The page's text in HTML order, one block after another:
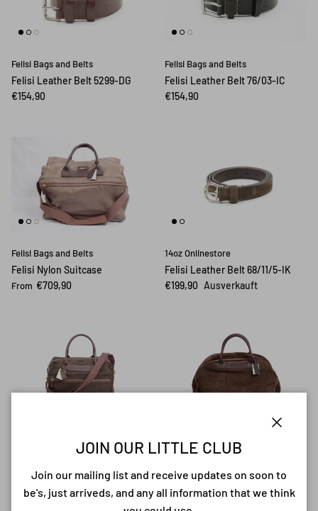
Felisi Bags and Belts
Felisi Leather Belt 5299-DG
€154,90
Felisi Bags and Belts
Felisi Leather Belt 76/03-IC
€154,90
Felisi Bags and Belts
Felisi Nylon Suitcase
From €709,90
14oz Onlinestore
Felisi Leather Belt 68/11/5-IK
€199,90 Ausverkauft
€939,90 Ausverkauft
Felisi Bags and Belts
€1.019,90 Ausverkauft
JOIN OUR LITTLE CLUB
Join our mailing list and receive updates on soon to
be's, just arriveds, and any all information that we think